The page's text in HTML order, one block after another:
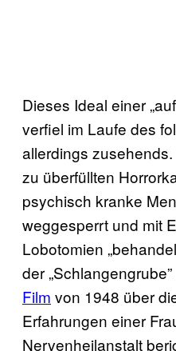
Dieses Ideal einer
verfiel im Laufe des
allerdings
zu überfüllten
psychisch kranke
weggesperrt und mit
Lobotomien
der
Film von 1948 über
Erfahrungen einer
Nervenheilanstalt